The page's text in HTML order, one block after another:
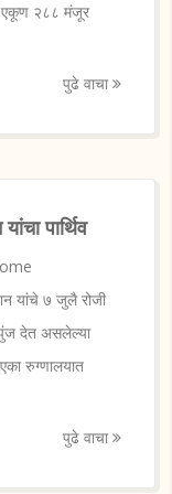
एकूण २८८ मंजूर
पुढे वाचा
पार्थिव
यांचे ७ जुलै रोजी
झुंज देत असलेल्या
रुग्णालयात
पुढे वाचा